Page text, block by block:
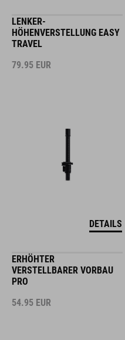
LENKER-
HÖHENVERSTELLUNG EASY
TRAVEL
79.95 EUR
DETAILS
ERHÖHTER
VERSTELLBARER VORBAU
PRO
54.95 EUR